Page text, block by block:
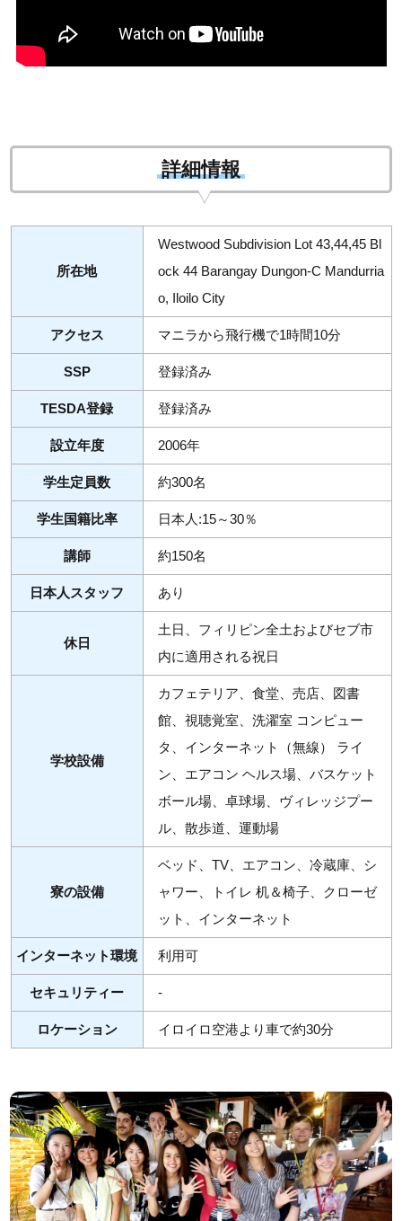
詳細情報
所在地
Westwood Subdivision Lot 43,44,45 Bl
ock 44 Barangay Dungon-C Mandurria
o, Iloilo City
アクセス マニラから飛行機で1時間10分
SSP 登録済み
TESDA登録 登録済み
設立年度 2006年
学生定員数 約300名
学生国籍比率 日本人:15～30％
講師 約150名
日本人スタッフ あり
休日
土日、フィリピン全土およびセブ市
内に適用される祝日
学校設備
カフェテリア、食堂、売店、図書
館、視聴覚室、洗濯室 コンピュー
タ、インターネット（無線） ライ
ン、エアコン ヘルス場、バスケット
ボール場、卓球場、ヴィレッジプー
ル、散歩道、運動場
寮の設備
ベッド、TV、エアコン、冷蔵庫、シ
ャワー、トイレ 机＆椅子、クローゼ
ット、インターネット
インターネット環境 利用可
セキュリティー -
ロケーション イロイロ空港より車で約30分